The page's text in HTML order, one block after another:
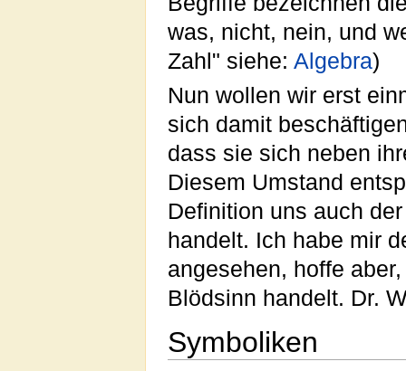
was, nicht, nein, und
Zahl" siehe: Algebra)
Nun wollen wir erst
sich damit
dass sie sich neben
Diesem Umstand
Definition uns auch
handelt. Ich habe mir
angesehen, hoffe
Blödsinn handelt. Dr.
Symboliken